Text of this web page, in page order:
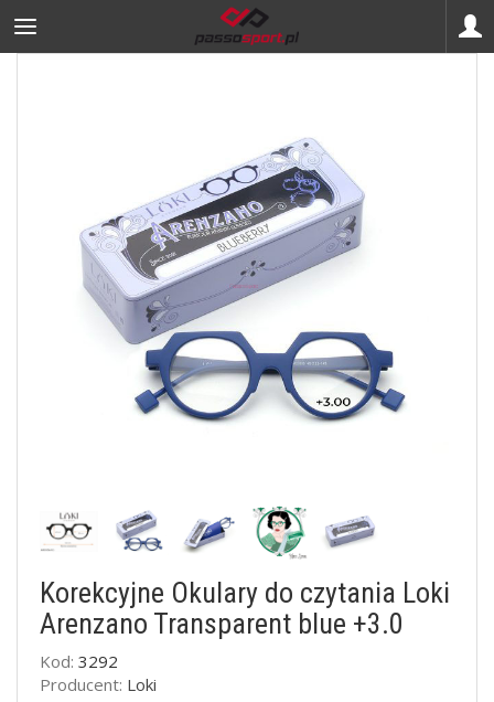
Korekcyjne Okulary do czytania Loki
Arenzano Transparent blue +3.0
Kod: 3292
Producent: Loki